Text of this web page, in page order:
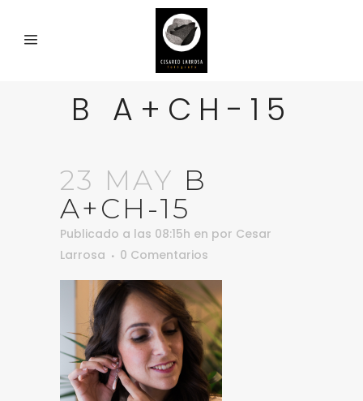
B A+CH-15
23 MAY B
A+CH-15
Publicado a las 08:15h en por Cesar
Larrosa
0 Comentarios